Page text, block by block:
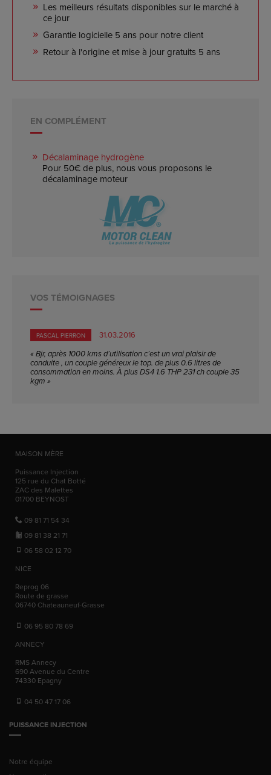
Les meilleurs résultats disponibles sur le marché à
ce jour
Garantie logicielle 5 ans pour notre client
Retour à l'origine et mise à jour gratuits 5 ans
EN COMPLÉMENT
Décalaminage hydrogène
Pour 50€ de plus, nous vous proposons le
décalaminage moteur
VOS TÉMOIGNAGES
PASCAL PIERRON 31.03.2016
« Bjr, après 1000 kms d’utilisation c’est un vrai plaisir de
conduite , un couple généreux le top. de plus 0.6 litres de
consommation en moins. À plus DS4 1.6 THP 231 ch couple 35
kgm »
MAISON MÈRE
Puissance Injection
125 rue du Chat Botté
ZAC des Malettes
01700 BEYNOST
09 81 71 54 34
09 81 38 21 71
06 58 02 12 70
NICE
Reprog 06
Route de grasse
06740 Chateauneuf-Grasse
06 95 80 78 69
ANNECY
RMS Annecy
690 Avenue du Centre
74330 Epagny
04 50 47 17 06
PUISSANCE INJECTION
Notre équipe